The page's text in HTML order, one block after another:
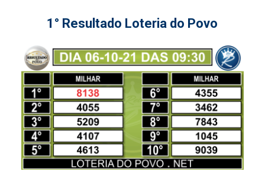
1° Resultado Loteria do Povo